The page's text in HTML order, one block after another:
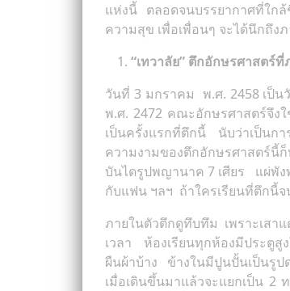
แห่งนี้ ตลอดจนบรรยากาศที่ใกล้
ความสุข เพื่อเพื่อนๆ จะได้นึกถึง
“เทวาลัย” ตึกอักษรศาสตร์
วันที่ 3 มกราคม พ.ศ. 2458 เป็น
พ.ศ. 2472 คณะอักษรศาสตร์จึง
เป็นครั้งแรกที่ตึกนี้ นับว่าเป็นก
ความงามของตึกอักษรศาสตร์นี้
บันไดรูปพญานาค 7 เศียร แผ่พั
กับแฟน ฯลฯ ถ้าใครเรียนที่ตึกนี้
ภายในตัวตึกดูทึบทึม เพราะเส
เวลา ห้องเรียนทุกห้องมีประตูสู
ผืนผ้าบ้าง ข้างในมีปูนปั้นเป็นรูป
เมื่อเดินขึ้นมาแล้วจะแยกเป็น 2